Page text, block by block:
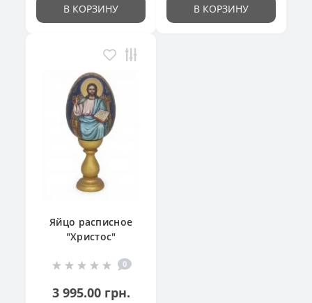
В КОРЗИНУ В КОРЗИНУ
Яйцо расписное
"Христос"
0
3 995.00 грн.